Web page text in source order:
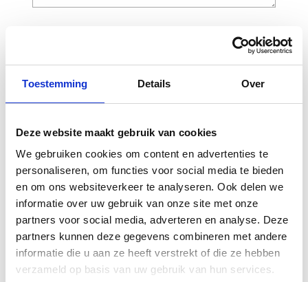
Toestemming Details Over
Deze website maakt gebruik van cookies
We gebruiken cookies om content en advertenties te
personaliseren, om functies voor social media te bieden
en om ons websiteverkeer te analyseren. Ook delen we
informatie over uw gebruik van onze site met onze
partners voor social media, adverteren en analyse. Deze
partners kunnen deze gegevens combineren met andere
informatie die u aan ze heeft verstrekt of die ze hebben
verzameld op basis van uw gebruik van hun services.
Gerelateerde
producten